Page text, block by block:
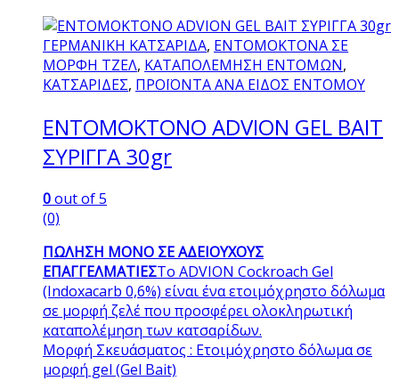
ΓΕΡΜΑΝΙΚΗ ΚΑΤΣΑΡΙΔΑ, ΕΝΤΟΜΟΚΤΟΝΑ ΣΕ
ΜΟΡΦΗ ΤΖΕΛ, ΚΑΤΑΠΟΛΕΜΗΣΗ ΕΝΤΟΜΩΝ,
ΚΑΤΣΑΡΙΔΕΣ, ΠΡΟΪΟΝΤΑ ΑΝΑ ΕΙΔΟΣ ΕΝΤΟΜΟΥ
ΕΝΤΟΜΟΚΤΟΝΟ ADVION GEL BAIT
ΣΥΡΙΓΓΑ 30gr
0out of 5
(0)
ΠΩΛΗΣΗ ΜΟΝΟ ΣΕ ΑΔΕΙΟΥΧΟΥΣ
ΕΠΑΓΓΕΛΜΑΤΙΕΣΤο ADVION Cockroach Gel
(Indoxacarb 0,6%) είναι ένα ετοιμόχρηστο δόλωμα
σε μορφή ζελέ που προσφέρει ολοκληρωτική
καταπολέμηση των κατσαρίδων.
Μορφή Σκευάσματος : Ετοιμόχρηστο δόλωμα σε
μορφή gel (Gel Bait)